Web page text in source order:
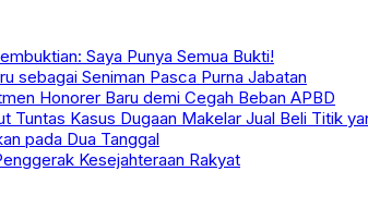
Saya Punya Semua Bukti!
sebagai Seniman Pasca Purna Jabatan
Honorer Baru demi Cegah Beban APBD
Kasus Dugaan Makelar Jual Beli Titik
pada Dua Tanggal
Kesejahteraan Rakyat